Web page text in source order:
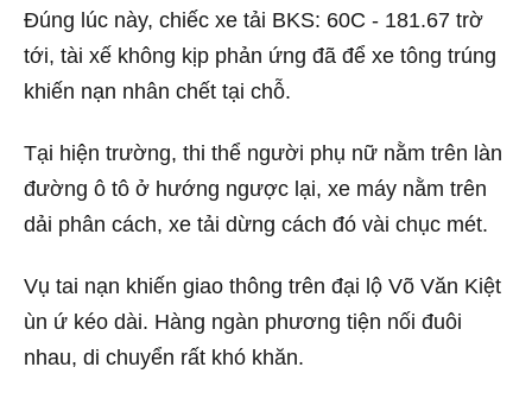
Đúng lúc này, chiếc xe tải BKS: 60C - 181.67 trờ
tới, tài xế không kịp phản ứng đã để xe tông trúng
khiến nạn nhân chết tại chỗ.
Tại hiện trường, thi thể người phụ nữ nằm trên làn
đường ô tô ở hướng ngược lại, xe máy nằm trên
dải phân cách, xe tải dừng cách đó vài chục mét.
Vụ tai nạn khiến giao thông trên đại lộ Võ Văn Kiệt
ùn ứ kéo dài. Hàng ngàn phương tiện nối đuôi
nhau, di chuyển rất khó khăn.